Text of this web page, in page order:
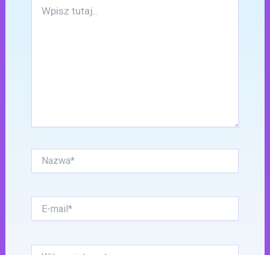
tutaj..
mail*